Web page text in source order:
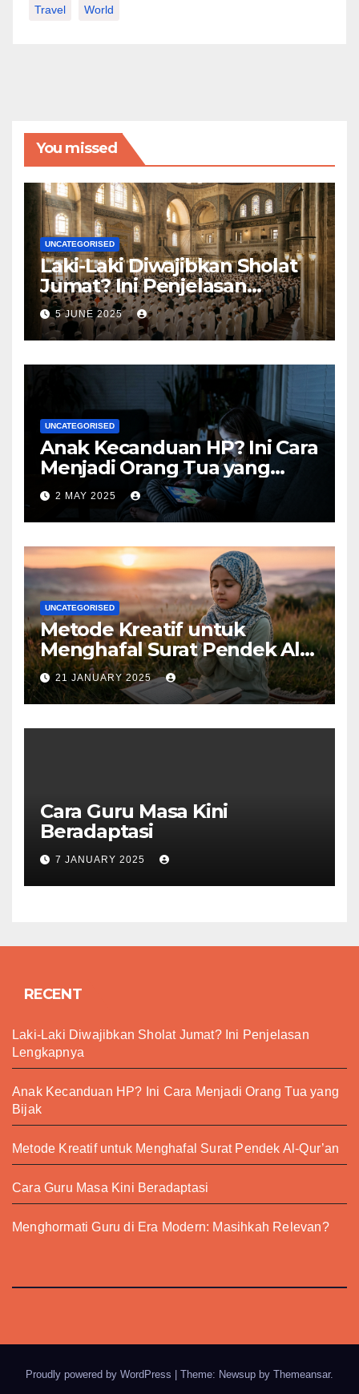
Travel World
You missed
UNCATEGORISED
Laki-Laki Diwajibkan Sholat
Jumat? Ini Penjelasan
Lengkapnya
5 JUNE 2025
UNCATEGORISED
Anak Kecanduan HP? Ini Cara
Menjadi Orang Tua yang
Bijak
2 MAY 2025
UNCATEGORISED
Metode Kreatif untuk
Menghafal Surat Pendek Al-
Qur’an
21 JANUARY 2025
Cara Guru Masa Kini
Beradaptasi
7 JANUARY 2025
RECENT
Laki-Laki Diwajibkan Sholat Jumat? Ini Penjelasan
Lengkapnya
Anak Kecanduan HP? Ini Cara Menjadi Orang Tua yang
Bijak
Metode Kreatif untuk Menghafal Surat Pendek Al-Qur’an
Cara Guru Masa Kini Beradaptasi
Menghormati Guru di Era Modern: Masihkah Relevan?
Proudly powered by WordPress | Theme: Newsup by Themeansar.